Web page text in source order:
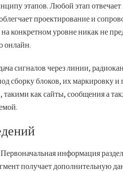
этапов. Любой этап
проектирование и
конкретном уровне никак не
онлайн.
сигналов через линии,
сборку блоков, их маркировку и
как сайты, сообщения а
информация
получает дополнительную